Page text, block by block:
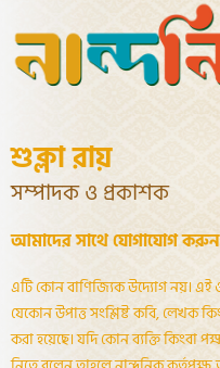
শুক্লা রায়
সম্পাদক ও প্রকাশক
আমাদের সাথে যোগাযোগ
এটি কোন বাণিজ্যিক উদ্যোগ নয়। এই
যেকোন উপাত্ত সংশ্লিষ্ট কবি, লেখক
করা হয়েছে। যদি কোন ব্যক্তি কিংবা